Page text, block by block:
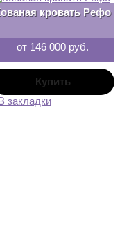
кровать Рефо
от 146 000 руб.
закладки